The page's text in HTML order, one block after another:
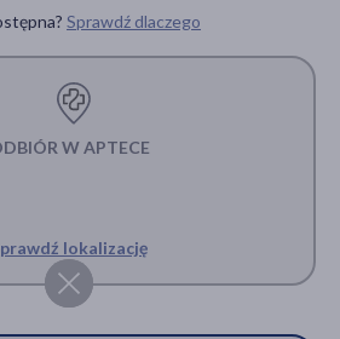
Sprawdź dlaczego
W APTECE
lokalizację